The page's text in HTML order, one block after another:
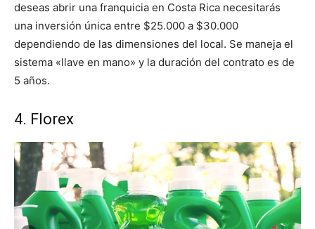
deseas abrir una franquicia en Costa Rica necesitarás
una inversión única entre $25.000 a $30.000
dependiendo de las dimensiones del local. Se maneja el
sistema «llave en mano» y la duración del contrato es de
5 años.
4. Florex